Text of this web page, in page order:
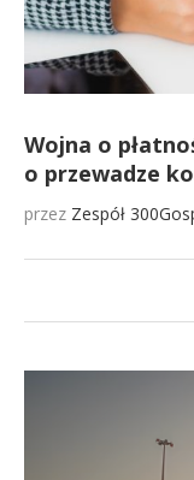
Wojna o
o przewadze
przez Zespół